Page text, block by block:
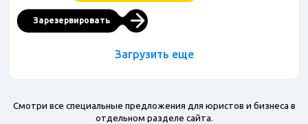
Зарезервировать
Загрузить еще
Смотри все специальные предложения для юристов и бизнеса в
отдельном разделе сайта.